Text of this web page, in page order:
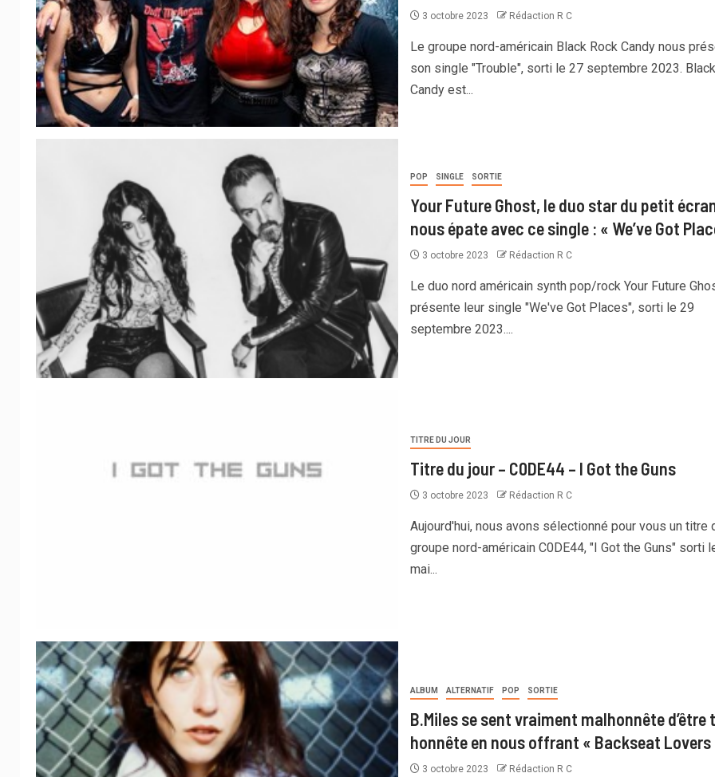
3 octobre 2023 Rédaction R C
Le groupe nord-américain Black Rock Candy nous
son single "Trouble", sorti le 27 septembre 2023.
Candy est...
POP SINGLE SORTIE
Your Future Ghost, le duo star du petit
nous épate avec ce single : « We’ve Got
3 octobre 2023 Rédaction R C
Le duo nord américain synth pop/rock Your Future
présente leur single "We've Got Places", sorti le 29
septembre 2023....
TITRE DU JOUR
Titre du jour – C0DE44 – I Got the Guns
3 octobre 2023 Rédaction R C
Aujourd'hui, nous avons sélectionné pour vous un titre
groupe nord-américain C0DE44, "I Got the Guns" sorti
mai...
ALBUM ALTERNATIF POP SORTIE
B.Miles se sent vraiment malhonnête d’être
honnête en nous offrant « Backseat Lovers
3 octobre 2023 Rédaction R C